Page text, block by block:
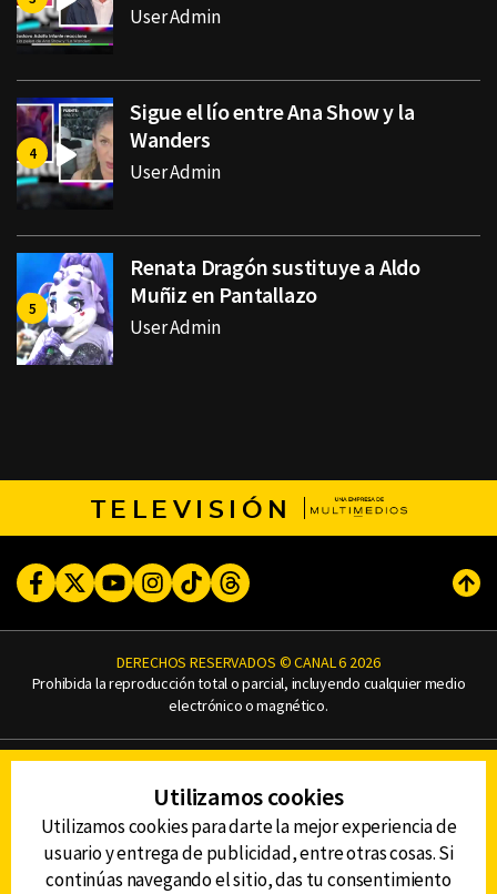
User Admin
Sigue el lío entre Ana Show y la
Wanders
User Admin
Renata Dragón sustituye a Aldo
Muñiz en Pantallazo
User Admin
TELEVISIÓN
FacebookTwitterYoutubeInstagram
TikTokThreads
DERECHOS RESERVADOS © CANAL 6 2026
Prohibida la reproducción total o parcial, incluyendo cualquier medio
electrónico o magnético.
AVISO DE PRIVACIDAD
AVISO LEGAL
DEFENSORÍA DE LAS AUDIENCIAS
Utilizamos cookies
Utilizamos cookies para darte la mejor experiencia de
usuario y entrega de publicidad, entre otras cosas. Si
continúas navegando el sitio, das tu consentimiento